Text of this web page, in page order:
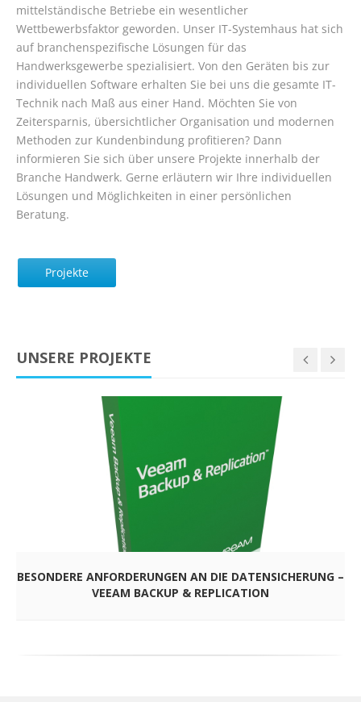
mittelständische Betriebe ein wesentlicher
Wettbewerbsfaktor geworden. Unser IT-Systemhaus hat sich
auf branchenspezifische Lösungen für das
Handwerksgewerbe spezialisiert. Von den Geräten bis zur
individuellen Software erhalten Sie bei uns die gesamte IT-
Technik nach Maß aus einer Hand. Möchten Sie von
Zeitersparnis, übersichtlicher Organisation und modernen
Methoden zur Kundenbindung profitieren? Dann
informieren Sie sich über unsere Projekte innerhalb der
Branche Handwerk. Gerne erläutern wir Ihre individuellen
Lösungen und Möglichkeiten in einer persönlichen
Beratung.
Projekte
UNSERE PROJEKTE
BESONDERE ANFORDERUNGEN AN DIE DATENSICHERUNG –
VEEAM BACKUP & REPLICATION